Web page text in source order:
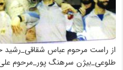
از راست مرحوم عباس شقاقی_رشید
طلوعی_بیژن سرهنگ پور_مرحوم